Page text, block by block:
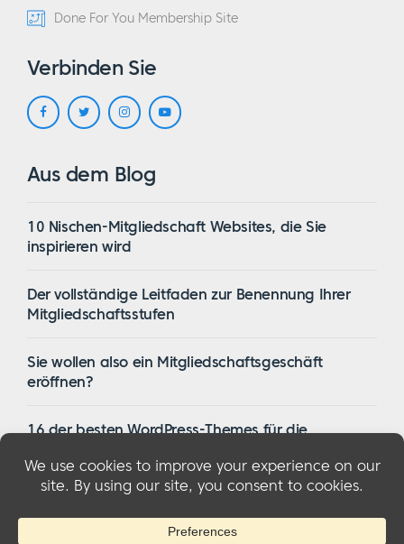
Done For You Membership Site
Verbinden Sie
Aus dem Blog
10 Nischen-Mitgliedschaft Websites, die Sie
inspirieren wird
Der vollständige Leitfaden zur Benennung Ihrer
Mitgliedschaftsstufen
Sie wollen also ein Mitgliedschaftsgeschäft
eröffnen?
16 der besten WordPress-Themes für die
© 2026 MemberMouse, LLCDatenschutzbestimmungen